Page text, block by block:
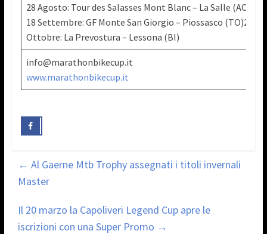
28 Agosto: Tour des Salasses Mont Blanc – La Salle (AO)
18 Settembre: GF Monte San Giorgio – Piossasco (TO)2
Ottobre: La Prevostura – Lessona (BI)
info@marathonbikecup.it
www.marathonbikecup.it
← Al Gaerne Mtb Trophy assegnati i titoli invernali
Master
Il 20 marzo la Capoliveri Legend Cup apre le
iscrizioni con una Super Promo →